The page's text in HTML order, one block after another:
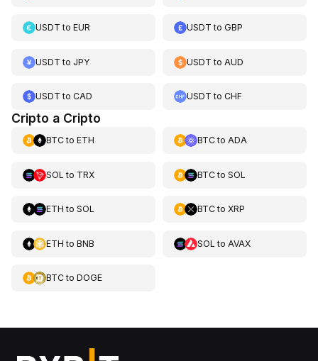
USDT to EUR USDT toGBP
USDT to JPY USDT to AUD
USDT to CAD USDT toCHF
Cripto a Cripto
BTCto ETH BTCto ADA
SOL to TRX BTCto SOL
ETH to SOL BTCto XRP
ETH to BNB SOL to AVAX
BTCto DOGE